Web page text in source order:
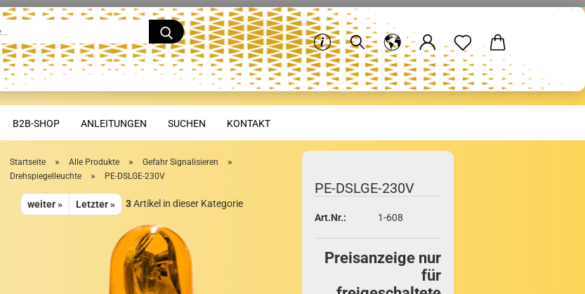
Suche...
B2B-SHOP ANLEITUNGEN SUCHEN KONTAKT
Startseite » Alle Produkte » Gefahr Signalisieren »
Drehspiegelleuchte » PE-DSLGE-230V
weiter » Letzter » 3Artikel in dieser Kategorie
PE-​DSLGE-230V
Art.Nr.: 1-608
Preisanzeige nur
für